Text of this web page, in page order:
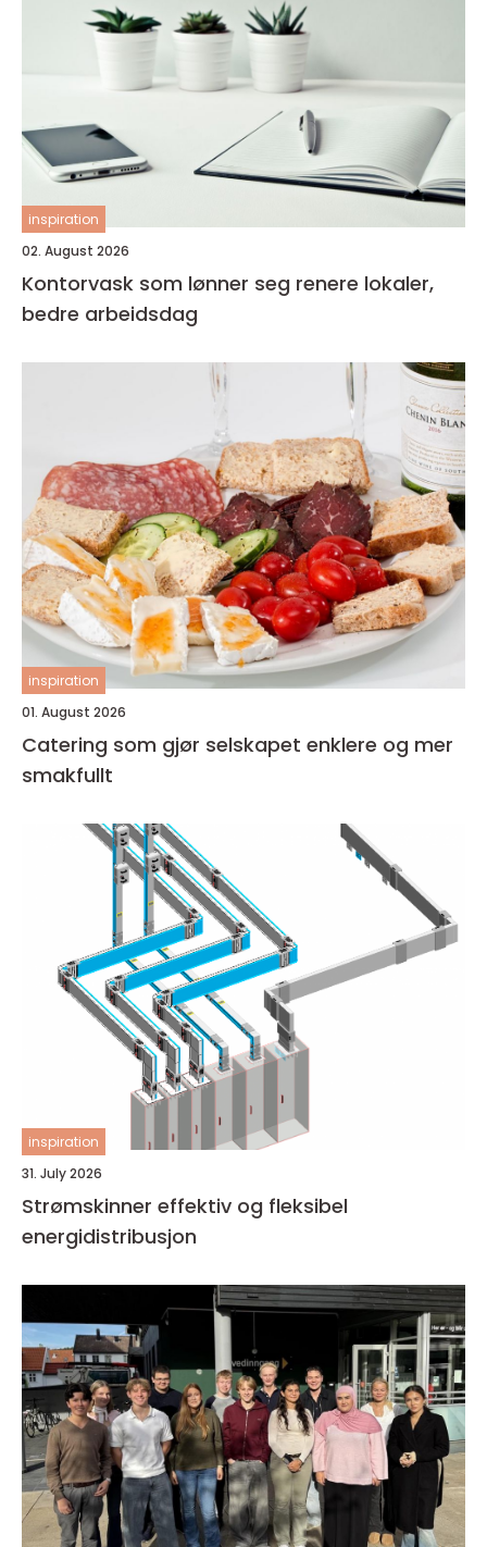
inspiration
02. August 2026
Kontorvask som lønner seg renere lokaler,
bedre arbeidsdag
inspiration
01. August 2026
Catering som gjør selskapet enklere og mer
smakfullt
inspiration
31. July 2026
Strømskinner effektiv og fleksibel
energidistribusjon